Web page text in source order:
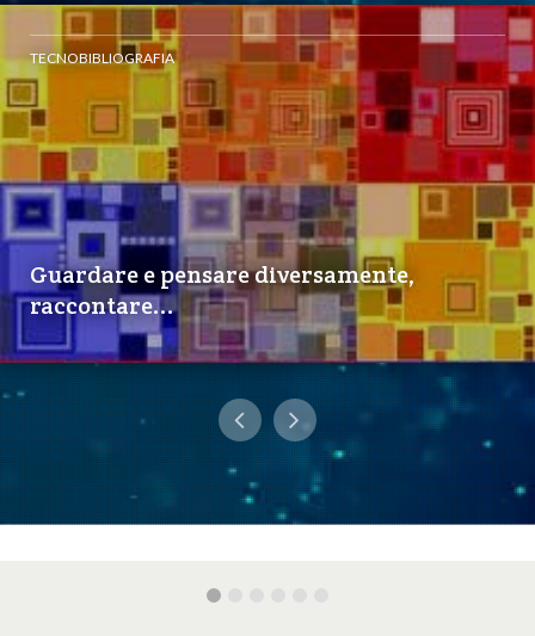
TECNOBIBLIOGRAFIA
Guardare e pensare diversamente,
raccontare...